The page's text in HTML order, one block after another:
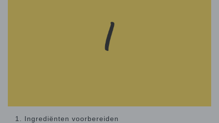
1. Ingrediënten voorbereiden